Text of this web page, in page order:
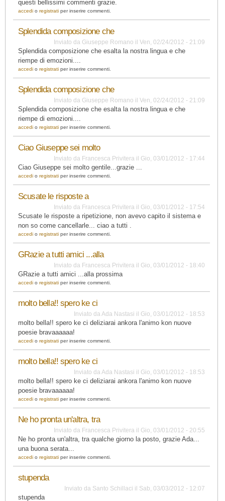
questi bellissimi commenti grazie.
accedi o registrati per inserire commenti.
Splendida composizione che
Inviato da Giuseppe Romano il Ven, 02/24/2012 - 21:09
Splendida composizione che esalta la nostra lingua e che
riempe di emozioni....
accedi o registrati per inserire commenti.
Splendida composizione che
Inviato da Giuseppe Romano il Ven, 02/24/2012 - 21:09
Splendida composizione che esalta la nostra lingua e che
riempe di emozioni....
accedi o registrati per inserire commenti.
Ciao Giuseppe sei molto
Inviato da Francesca Privitera il Gio, 03/01/2012 - 17:44
Ciao Giuseppe sei molto gentile...grazie ...
accedi o registrati per inserire commenti.
Scusate le risposte a
Inviato da Francesca Privitera il Gio, 03/01/2012 - 17:54
Scusate le risposte a ripetizione, non avevo capito il sistema e
non so come cancellarle... ciao a tutti .
accedi o registrati per inserire commenti.
GRazie a tutti amici ...alla
Inviato da Francesca Privitera il Gio, 03/01/2012 - 18:40
GRazie a tutti amici ...alla prossima
accedi o registrati per inserire commenti.
molto bella!! spero ke ci
Inviato da Ada Nastasi il Gio, 03/01/2012 - 18:53
molto bella!! spero ke ci deliziarai ankora l'animo kon nuove
poesie bravaaaaaa!
accedi o registrati per inserire commenti.
molto bella!! spero ke ci
Inviato da Ada Nastasi il Gio, 03/01/2012 - 18:53
molto bella!! spero ke ci deliziarai ankora l'animo kon nuove
poesie bravaaaaaa!
accedi o registrati per inserire commenti.
Ne ho pronta un'altra, tra
Inviato da Francesca Privitera il Gio, 03/01/2012 - 20:55
Ne ho pronta un'altra, tra qualche giorno la posto, grazie Ada...
una buona serata...
accedi o registrati per inserire commenti.
stupenda
Inviato da Santo Schillaci il Sab, 03/03/2012 - 12:07
stupenda